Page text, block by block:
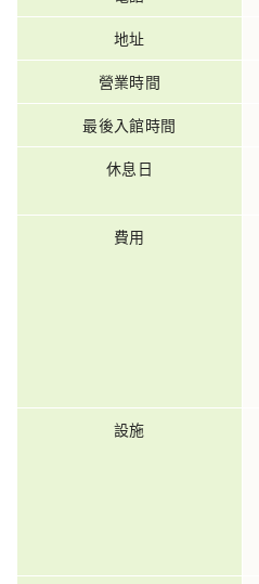
地址
營業時間
最後入館時間
休息日
費用
設施